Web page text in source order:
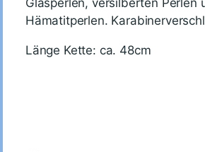
Glasperlen, versilberten Perlen
Hämatitperlen.
Länge Kette: ca. 48cm